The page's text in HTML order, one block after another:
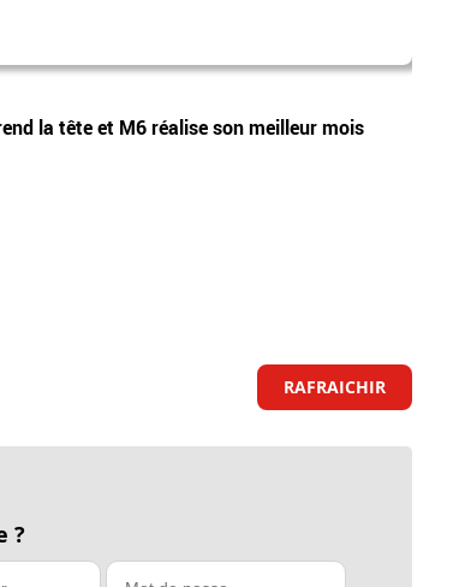
la tête et M6 réalise son meilleur mois
RAFRAICHIR
?